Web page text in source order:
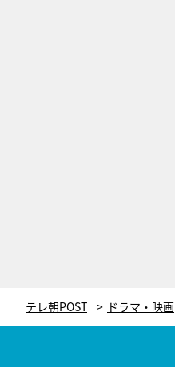
テレ朝POST ドラマ・映画